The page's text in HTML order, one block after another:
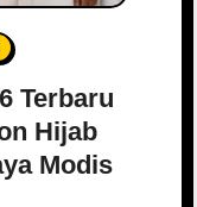
Terbaru
Hijab
Modis